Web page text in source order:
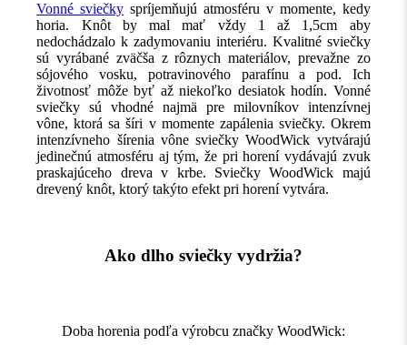
Vonné sviečky spríjemňujú atmosféru v momente, kedy
horia. Knôt by mal mať vždy 1 až 1,5cm aby
nedochádzalo k zadymovaniu interiéru. Kvalitné sviečky
sú vyrábané zväčša z rôznych materiálov, prevažne zo
sójového vosku, potravinového parafínu a pod. Ich
životnosť môže byť až niekoľko desiatok hodín. Vonné
sviečky sú vhodné najmä pre milovníkov intenzívnej
vône, ktorá sa šíri v momente zapálenia sviečky. Okrem
intenzívneho šírenia vône sviečky WoodWick vytvárajú
jedinečnú atmosféru aj tým, že pri horení vydávajú zvuk
praskajúceho dreva v krbe. Sviečky WoodWick majú
drevený knôt, ktorý takýto efekt pri horení vytvára.
Ako dlho sviečky vydržia?
Doba horenia podľa výrobcu značky WoodWick: